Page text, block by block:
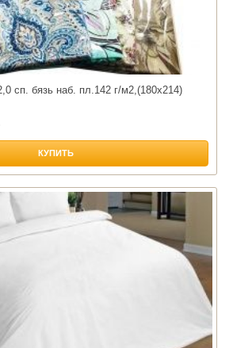
сп. бязь наб. пл.142 г/м2,(180х214)
КУПИТЬ